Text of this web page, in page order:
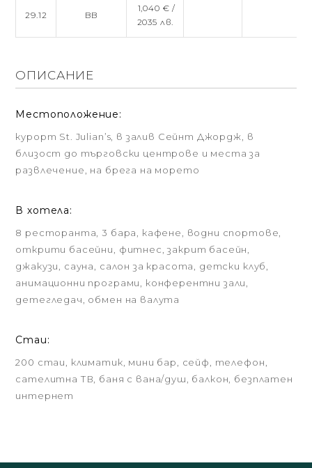
29.12 BB
1,040 € /
2035 лв.
ОПИСАНИЕ
Местоположение:
курорт St. Julian’s, в залив Сейнт Джордж, в
близост до търговски центрове и места за
развлечение, на брега на морето
В хотела:
8 ресторанта, 3 бара, кафене, водни спортове,
открити басейни, фитнес, закрит басейн,
джакузи, сауна, салон за красота, детски клуб,
анимационни програми, конферентни зали,
детегледач, обмен на валута
Стаи:
200 стаи, климатик, мини бар, сейф, телефон,
сателитна ТВ, баня с вана/душ, балкон, безплатен
интернет